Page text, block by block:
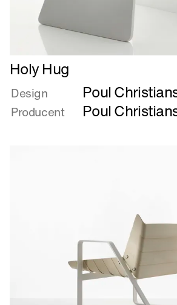
Læs
mere
om
Holy
Hug
Holy Hug
Design Poul
Producent Poul